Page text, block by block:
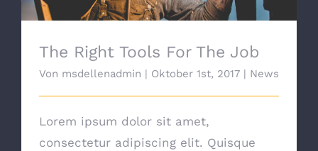
The Right Tools For The Job
Von msdellenadmin | Oktober 1st, 2017 | News
Lorem ipsum dolor sit amet,
consectetur adipiscing elit. Quisque